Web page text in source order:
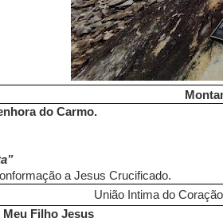
do Carmo.
a Jesus Crucificado.
União Intima do
Meu Filho Jesus